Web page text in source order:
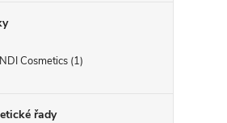
Cosmetics 1
řady